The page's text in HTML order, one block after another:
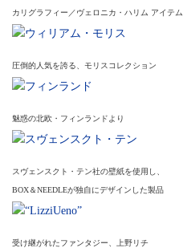
カリグラフィー／ヴェロニカ・ハリム アイテム
圧倒的人気を誇る、モリスコレクション
魅惑の北欧・フィンランドより
スヴェンスクト・テン社の壁紙を使用し、
BOX＆NEEDLEが独自にデザインした製品
受け継がれたファンタジー、上野リチ